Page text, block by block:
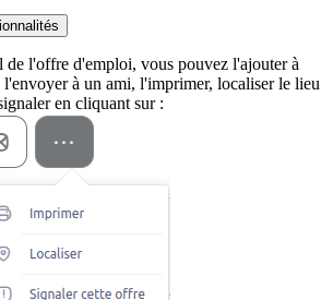
de l'offre d'emploi, vous pouvez l'ajouter à
l'envoyer à un ami, l'imprimer, localiser le lieu
en cliquant sur :